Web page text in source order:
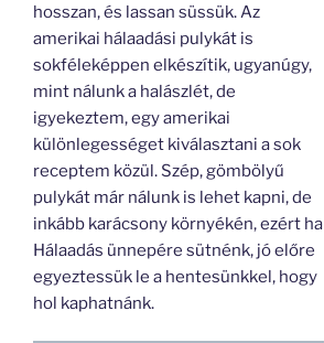
hosszan, és lassan süssük. Az
amerikai hálaadási pulykát is
sokféleképpen elkészítik, ugyanúgy,
mint nálunk a halászlét, de
igyekeztem, egy amerikai
különlegességet kiválasztani a sok
receptem közül. Szép, gömbölyű
pulykát már nálunk is lehet kapni, de
inkább karácsony környékén, ezért ha
Hálaadás ünnepére sütnénk, jó előre
egyeztessük le a hentesünkkel, hogy
hol kaphatnánk.